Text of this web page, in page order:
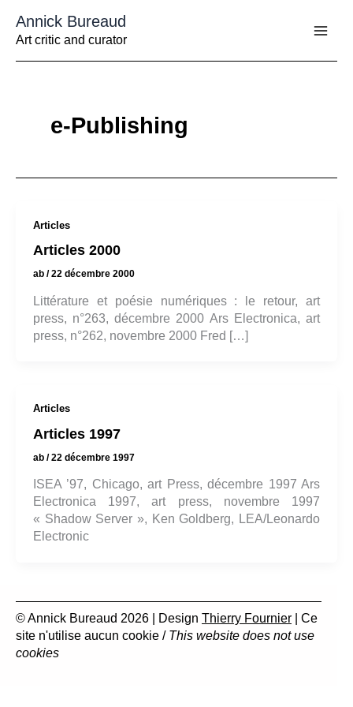
contenu
Annick Bureaud
Art critic and curator
e-Publishing
Articles
Articles 2000
ab /22 décembre 2000
Littérature et poésie numériques : le retour, art
press, n°263, décembre 2000 Ars Electronica, art
press, n°262, novembre 2000 Fred […]
Articles
Articles 1997
ab /22 décembre 1997
ISEA ’97, Chicago, art Press, décembre 1997 Ars
Electronica 1997, art press, novembre 1997
« Shadow Server », Ken Goldberg, LEA/Leonardo
Electronic
© Annick Bureaud 2026 | Design Thierry Fournier | Ce
site n'utilise aucun cookie / This website does not use
cookies